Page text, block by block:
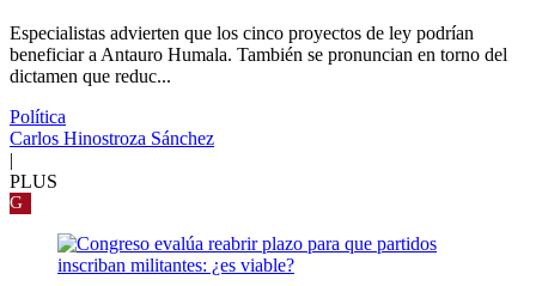
Especialistas advierten que los cinco proyectos de ley podrían
beneficiar a Antauro Humala. También se pronuncian en torno del
dictamen que reduc...
Política
Carlos Hinostroza Sánchez
|
PLUS
G